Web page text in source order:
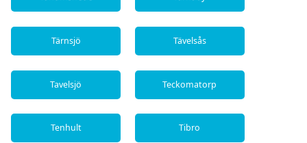
Tärnsjö Tävelsås
Tavelsjö Teckomatorp
Tenhult Tibro